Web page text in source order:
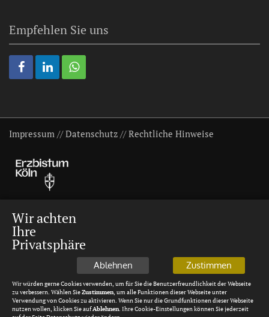
Empfehlen Sie uns
Impressum //Datenschutz //Rechtliche Hinweise
Wir achten
Ihre
Privatsphäre
Ablehnen Zustimmen
Wir würden gerne Cookies verwenden, um für Sie die Benutzerfreundlichkeit der Webseite
zu verbessern. Wählen SieZustimmen, um alle Funktionen dieser Webseite unter
Verwendung von Cookies zu aktivieren. Wenn Sie nur die Grundfunktionen dieser Webseite
nutzen wollen, klicken Sie aufAblehnen. Ihre Cookie-Einstellungen können Sie jederzeit